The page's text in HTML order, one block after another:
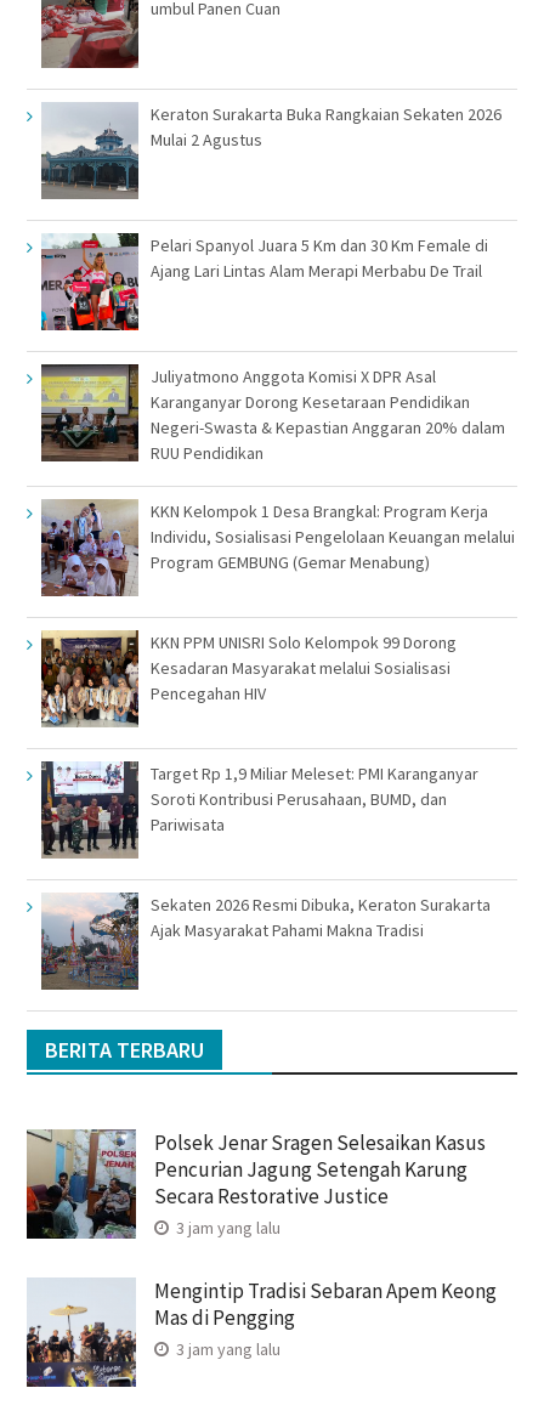
umbul Panen Cuan
Keraton Surakarta Buka Rangkaian Sekaten 2026
Mulai 2 Agustus
Pelari Spanyol Juara 5 Km dan 30 Km Female di
Ajang Lari Lintas Alam Merapi Merbabu De Trail
Juliyatmono Anggota Komisi X DPR Asal
Karanganyar Dorong Kesetaraan Pendidikan
Negeri-Swasta & Kepastian Anggaran 20% dalam
RUU Pendidikan
KKN Kelompok 1 Desa Brangkal: Program Kerja
Individu, Sosialisasi Pengelolaan Keuangan melalui
Program GEMBUNG (Gemar Menabung)
KKN PPM UNISRI Solo Kelompok 99 Dorong
Kesadaran Masyarakat melalui Sosialisasi
Pencegahan HIV
Target Rp 1,9 Miliar Meleset: PMI Karanganyar
Soroti Kontribusi Perusahaan, BUMD, dan
Pariwisata
Sekaten 2026 Resmi Dibuka, Keraton Surakarta
Ajak Masyarakat Pahami Makna Tradisi
BERITA TERBARU
Polsek Jenar Sragen Selesaikan Kasus
Pencurian Jagung Setengah Karung
Secara Restorative Justice
3 jam yang lalu
Mengintip Tradisi Sebaran Apem Keong
Mas di Pengging
3 jam yang lalu